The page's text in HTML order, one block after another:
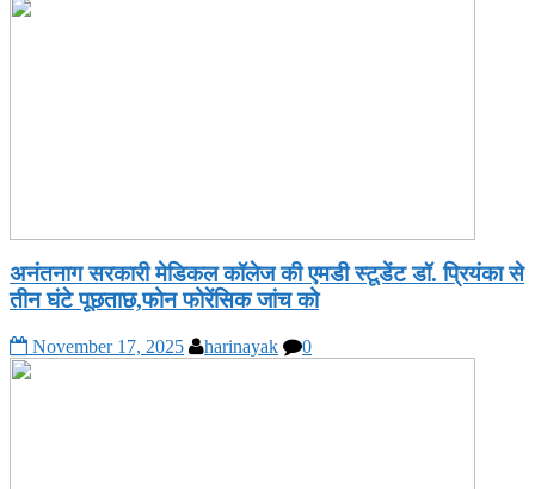
अनंतनाग सरकारी मेडिकल कॉलेज की एमडी स्टूडेंट डॉ. प्रियंका से
तीन घंटे पूछताछ,फोन फोरेंसिक जांच को
November 17, 2025 harinayak 0